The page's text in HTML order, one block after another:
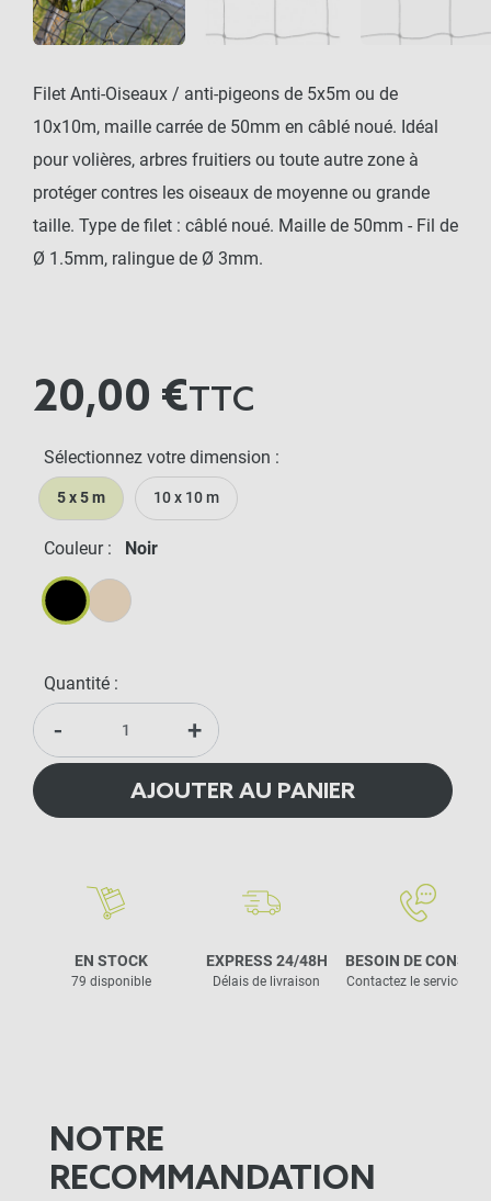
Filet Anti-Oiseaux / anti-pigeons de 5x5m ou de
10x10m, maille carrée de 50mm en câblé noué. Idéal
pour volières, arbres fruitiers ou toute autre zone à
protéger contres les oiseaux de moyenne ou grande
taille. Type de filet : câblé noué. Maille de 50mm - Fil de
Ø 1.5mm, ralingue de Ø 3mm.
20,00 €TTC
Sélectionnez votre dimension :
5 x 5 m 10 x 10 m
Couleur : Noir
Quantité :
- +
AJOUTER AU PANIER
EN STOCK
79 disponible
EXPRESS 24/48H
Délais de livraison
BESOIN DE CONSEIL
Contactez le service
NOTRE
RECOMMANDATION